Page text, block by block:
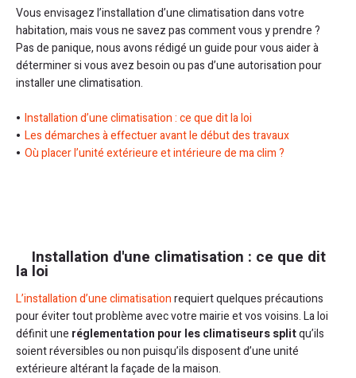
Vous envisagez l’installation d’une climatisation dans votre
habitation, mais vous ne savez pas comment vous y prendre ?
Pas de panique, nous avons rédigé un guide pour vous aider à
déterminer si vous avez besoin ou pas d’une autorisation pour
installer une climatisation.
Installation d’une climatisation : ce que dit la loi
Les démarches à effectuer avant le début des travaux
Où placer l’unité extérieure et intérieure de ma clim ?
Installation d'une climatisation : ce que dit
la loi
L’installation d’une climatisationrequiert quelques précautions
pour éviter tout problème avec votre mairie et vos voisins. La loi
définit une réglementation pour les climatiseurs splitqu’ils
soient réversibles ou non puisqu’ils disposent d’une unité
extérieure altérant la façade de la maison.